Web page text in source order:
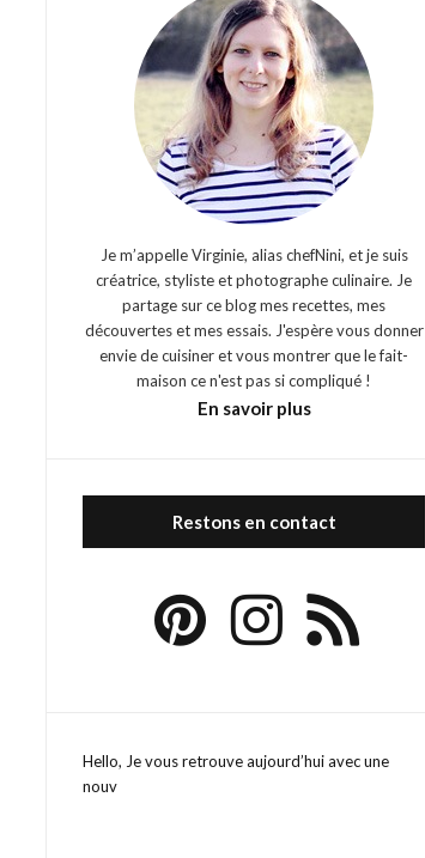
Je m’appelle Virginie, alias chefNini, et je suis
créatrice, styliste et photographe culinaire. Je
partage sur ce blog mes recettes, mes
découvertes et mes essais. J'espère vous donner
envie de cuisiner et vous montrer que le fait-
maison ce n'est pas si compliqué !
En savoir plus
Restons en contact
Hello, Je vous retrouve aujourd’hui avec une
nouv